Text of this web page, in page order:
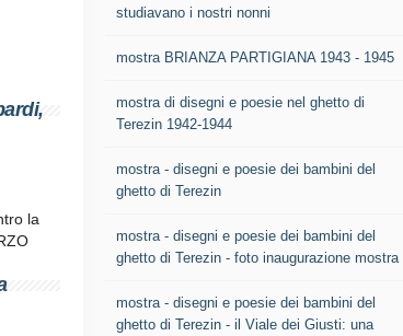
la
studiavano i nostri nonni
mostra BRIANZA PARTIGIANA 1943 - 1945
mostra di disegni e poesie nel ghetto di
Terezin 1942-1944
mostra - disegni e poesie dei bambini del
ghetto di Terezin
mostra - disegni e poesie dei bambini del
ghetto di Terezin - foto inaugurazione mostra
mostra - disegni e poesie dei bambini del
ghetto di Terezin - il Viale dei Giusti: una